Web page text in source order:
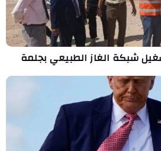
شبكة الغاز الطبيعي بجلمة